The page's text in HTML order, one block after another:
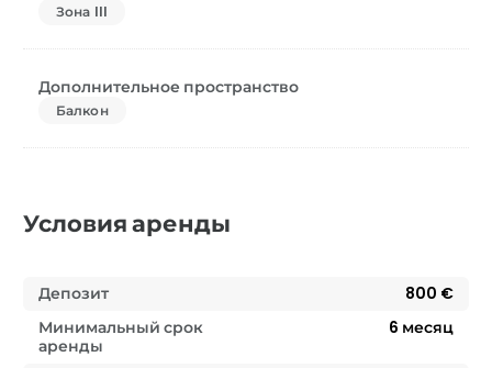
Зона III
Дополнительное пространство
Балкон
Условия аренды
Депозит
800 €
Минимальный срок
аренды
6 месяц